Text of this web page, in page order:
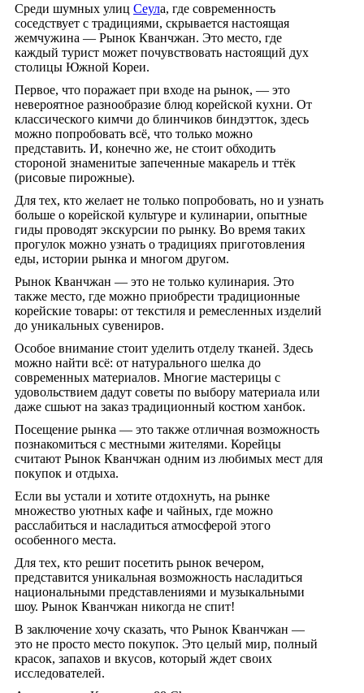
Среди шумных улиц Сеула, где современность
соседствует с традициями, скрывается настоящая
жемчужина — Рынок Кванчжан. Это место, где
каждый турист может почувствовать настоящий дух
столицы Южной Кореи.
Первое, что поражает при входе на рынок, — это
невероятное разнообразие блюд корейской кухни. От
классического кимчи до блинчиков биндэтток, здесь
можно попробовать всё, что только можно
представить. И, конечно же, не стоит обходить
стороной знаменитые запеченные макарель и ттёк
(рисовые пирожные).
Для тех, кто желает не только попробовать, но и узнать
больше о корейской культуре и кулинарии, опытные
гиды проводят экскурсии по рынку. Во время таких
прогулок можно узнать о традициях приготовления
еды, истории рынка и многом другом.
Рынок Кванчжан — это не только кулинария. Это
также место, где можно приобрести традиционные
корейские товары: от текстиля и ремесленных изделий
до уникальных сувениров.
Особое внимание стоит уделить отделу тканей. Здесь
можно найти всё: от натурального шелка до
современных материалов. Многие мастерицы с
удовольствием дадут советы по выбору материала или
даже сшьют на заказ традиционный костюм ханбок.
Посещение рынка — это также отличная возможность
познакомиться с местными жителями. Корейцы
считают Рынок Кванчжан одним из любимых мест для
покупок и отдыха.
Если вы устали и хотите отдохнуть, на рынке
множество уютных кафе и чайных, где можно
расслабиться и насладиться атмосферой этого
особенного места.
Для тех, кто решит посетить рынок вечером,
представится уникальная возможность насладиться
национальными представлениями и музыкальными
шоу. Рынок Кванчжан никогда не спит!
В заключение хочу сказать, что Рынок Кванчжан —
это не просто место покупок. Это целый мир, полный
красок, запахов и вкусов, который ждет своих
исследователей.